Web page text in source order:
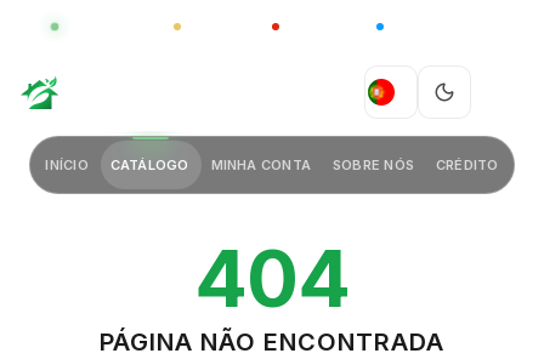
GLOBAL CHINA
PT
INÍCIO CATÁLOGO MINHA CONTA SOBRE NÓS CRÉDITO
404
PÁGINA NÃO ENCONTRADA